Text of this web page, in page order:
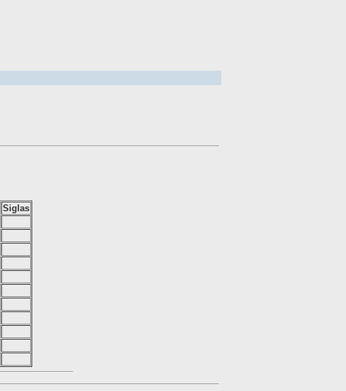
Siglas